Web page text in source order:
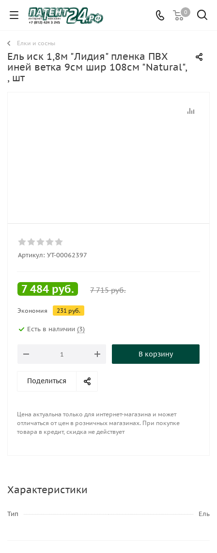
0
Елки и сосны
Ель иск 1,8м "Лидия" пленка ПВХ
иней ветка 9см шир 108см "Natural",
, шт
Артикул: УТ-00062397
7 484 руб. 7 715руб.
Экономия 231 руб.
Есть в наличии (3)
В корзину
Поделиться
Цена актуальна только для интернет-магазина и может
отличаться от цен в розничных магазинах. При покупке
товара в кредит, скидка не действует
Характеристики
Тип Ель